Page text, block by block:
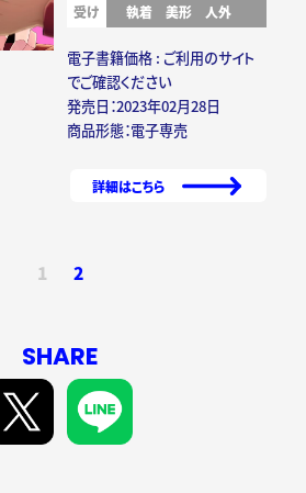
受け 執着 美形 人外
電子書籍価格 : ご利用のサイト
でご確認ください
発売日：2023年02月28日
商品形態：電子専売
詳細はこちら
1 2
SHARE